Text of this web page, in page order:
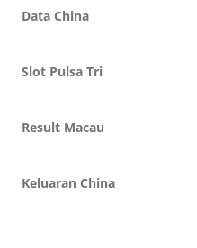
Data China
Slot Pulsa Tri
Result Macau
Keluaran China